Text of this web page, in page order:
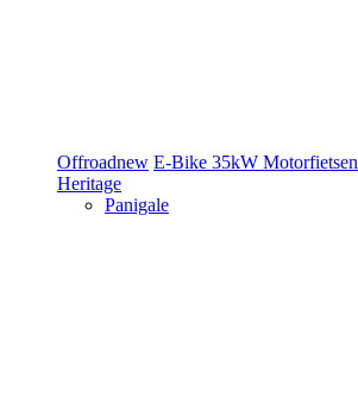
Offroadnew E-Bike 35kW Motorfietsen
Heritage
Panigale